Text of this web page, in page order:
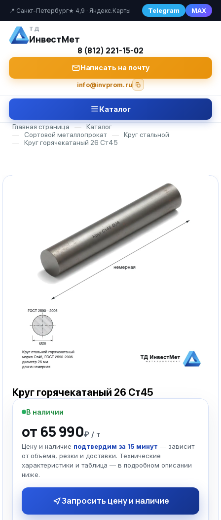
📍 Санкт-Петербург★ 4,9 · Яндекс.Карты Telegram MAX
ТД
ИнвестМет
8 (812) 221-15-02
Написать на почту
info@invprom.ru
Каталог
Главная страница —
Каталог
—
Сортовой металлопрокат —
Круг стальной
—
Круг горячекатаный 26 Ст45
Круг горячекатаный 26 Ст45
В наличии
от 65 990₽ / т
Цену и наличие подтвердим за 15 минут — зависит
от объёма, резки и доставки. Технические
характеристики и таблица — в подробном описании
ниже.
Запросить цену и наличие